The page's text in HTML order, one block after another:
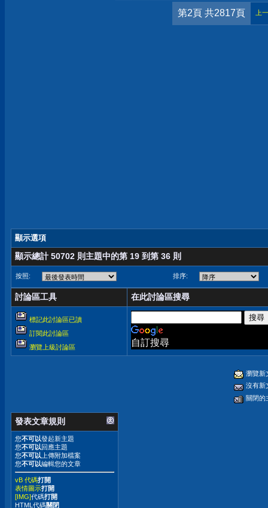
第2頁 共2817頁 上
顯示選項
顯示總計 50702 則主題中的第 19 到第 36 則
按照: 排序:
討論區工具 在此討論區搜尋
標記此討論區已讀
訂閱此討論區
瀏覽上級討論區
自訂搜尋
瀏覽新
沒有新
關閉的
發表文章規則
您不可以發起新主題
您不可以回應主題
您不可以 上傳附加檔案
您不可以編輯您的文章
vB 代碼打開
表情圖示打開
[IMG]代碼打開
HTML代碼關閉